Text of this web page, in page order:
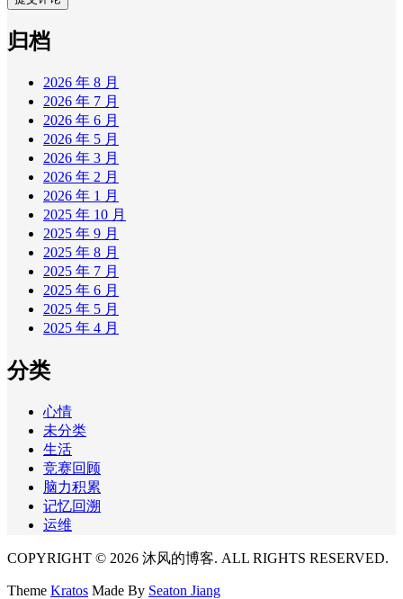
归档
2026 年 8 月
2026 年 7 月
2026 年 6 月
2026 年 5 月
2026 年 3 月
2026 年 2 月
2026 年 1 月
2025 年 10 月
2025 年 9 月
2025 年 8 月
2025 年 7 月
2025 年 6 月
2025 年 5 月
2025 年 4 月
分类
心情
未分类
生活
竞赛回顾
脑力积累
记忆回溯
运维
COPYRIGHT © 2026 沐风的博客. ALL RIGHTS RESERVED.
Theme Kratos Made By Seaton Jiang